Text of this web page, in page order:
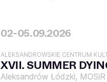
02-05.09.2026
ALEKSANDROWSKIE CENTRUM
XVII. SUMMER
Aleksandrów Łódzki,